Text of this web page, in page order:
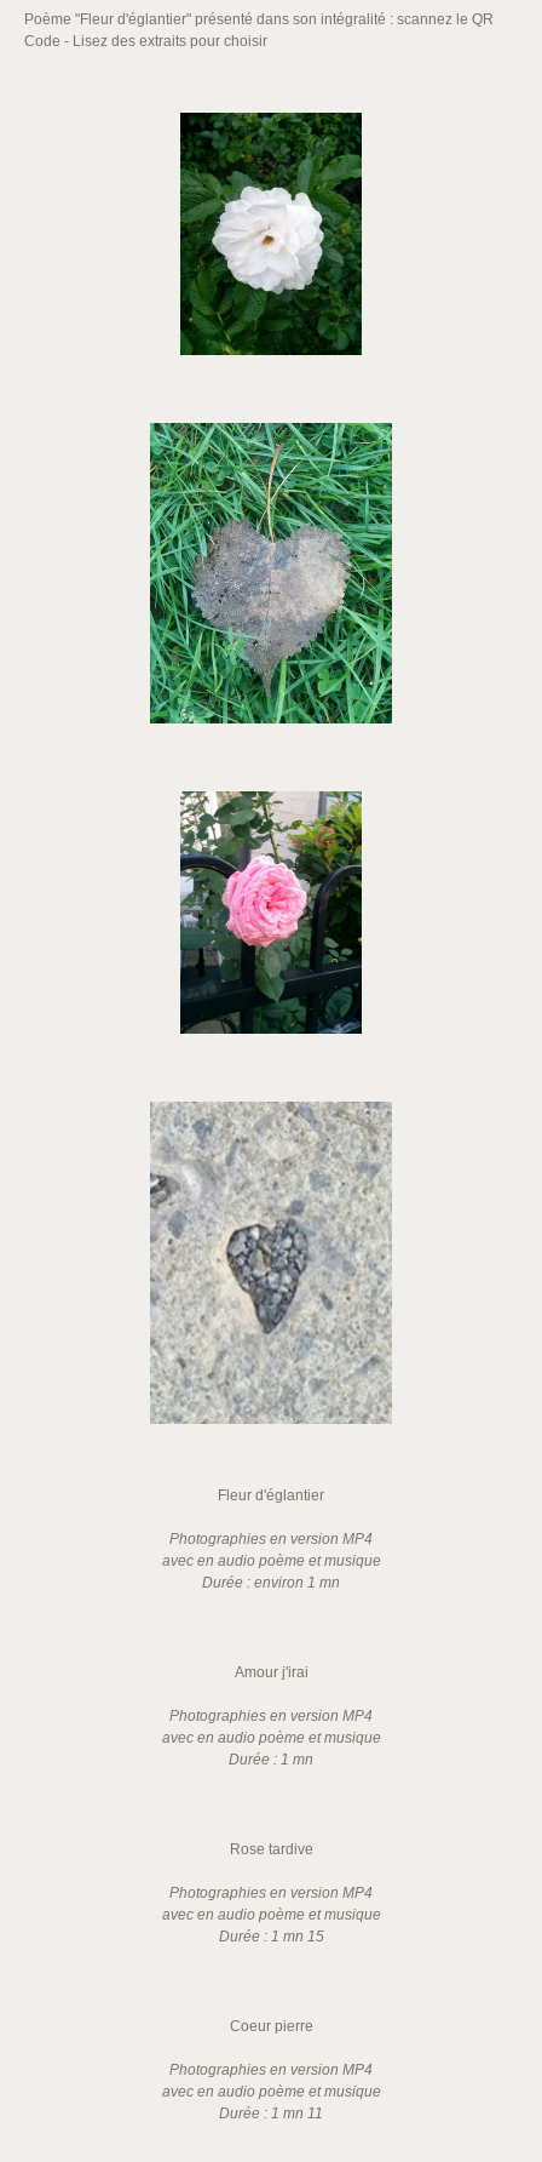
Poème "Fleur d'églantier" présenté dans son intégralité : scannez le QR
Code - Lisez des extraits pour choisir
Fleur d'églantier
Photographies en version MP4
avec en audio poème et musique
Durée : environ 1 mn
Amour j'irai
Photographies en version MP4
avec en audio poème et musique
Durée : 1 mn
Rose tardive
Photographies en version MP4
avec en audio poème et musique
Durée : 1 mn 15
Coeur pierre
Photographies en version MP4
avec en audio poème et musique
Durée : 1 mn 11